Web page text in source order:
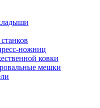
ножниц
ковки
мешки